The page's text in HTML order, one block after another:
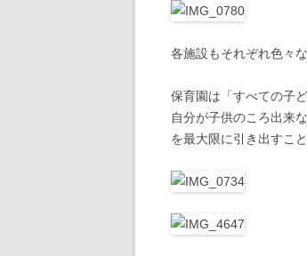
各施設もそれぞれ色々
保育園は「すべての子
自分が子供のころ出来
を最大限に引き出すこ